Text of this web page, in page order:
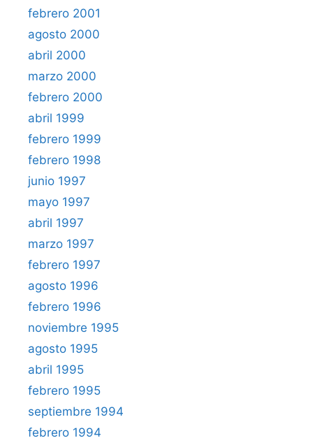
febrero 2001
agosto 2000
abril 2000
marzo 2000
febrero 2000
abril 1999
febrero 1999
febrero 1998
junio 1997
mayo 1997
abril 1997
marzo 1997
febrero 1997
agosto 1996
febrero 1996
noviembre 1995
agosto 1995
abril 1995
febrero 1995
septiembre 1994
febrero 1994